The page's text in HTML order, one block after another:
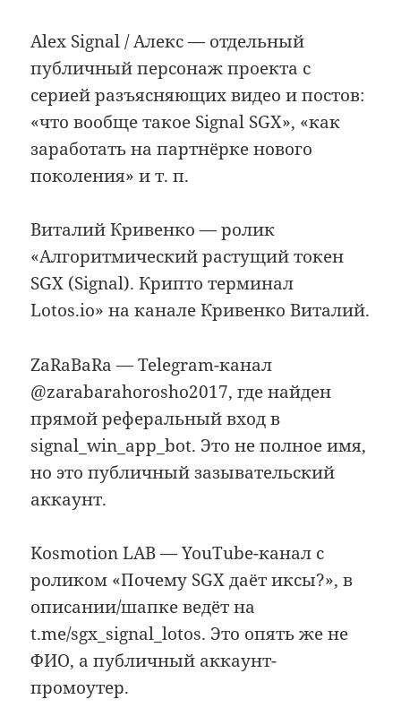
Alex Signal / Алекс — отдельный
публичный персонаж проекта с
серией разъясняющих видео и постов:
«что вообще такое Signal SGX», «как
заработать на партнёрке нового
поколения» и т. п.
Виталий Кривенко — ролик
«Алгоритмический растущий токен
SGX (Signal). Крипто терминал
Lotos.io» на канале Кривенко Виталий.
ZaRaBaRa — Telegram-канал
@zarabarahorosho2017, где найден
прямой реферальный вход в
signal_win_app_bot. Это не полное имя,
но это публичный зазывательский
аккаунт.
Kosmotion LAB — YouTube-канал с
роликом «Почему SGX даёт иксы?», в
описании/шапке ведёт на
t.me/sgx_signal_lotos. Это опять же не
ФИО, а публичный аккаунт-
промоутер.